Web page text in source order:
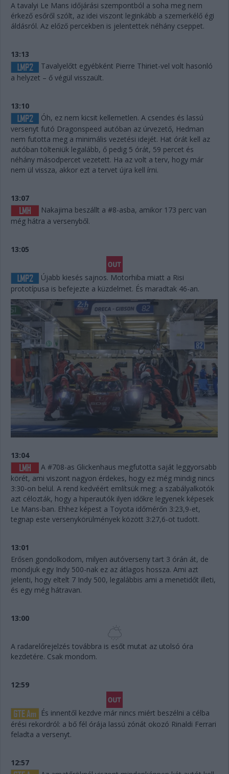
A tavalyi Le Mans időjárási szempontból a soha meg nem
érkező esőről szólt, az idei viszont leginkább a szemerkélő égi
áldásról. Az előző percekben is jelentettek néhány cseppet.
13:13
Tavalyelőtt egyébként Pierre Thiriet-vel volt hasonló
a helyzet – ő végül visszaült.
13:10
Óh, ez nem kicsit kellemetlen. A csendes és lassú
versenyt futó Dragonspeed autóban az úrvezető, Hedman
nem futotta meg a minimális vezetési idejét. Hat órát kell az
autóban tölteniük legalább, ő pedig 5 órát, 59 percet és
néhány másodpercet vezetett. Ha az volt a terv, hogy már
nem ül vissza, akkor ezt a tervet újra kell írni.
13:07
Nakajima beszállt a #8-asba, amikor 173 perc van
még hátra a versenyből.
13:05
Újabb kiesés sajnos. Motorhiba miatt a Risi
prototípusa is befejezte a küzdelmet. És maradtak 46-an.
13:04
A #708-as Glickenhaus megfutotta saját leggyorsabb
körét, ami viszont nagyon érdekes, hogy ez még mindig nincs
3:30-on belül. A rend kedvéért említsük meg: a szabályalkotók
azt célozták, hogy a hiperautók ilyen időkre legyenek képesek
Le Mans-ban. Ehhez képest a Toyota időmérőn 3:23,9-et,
tegnap este versenykörülmények között 3:27,6-ot tudott.
13:01
Erősen gondolkodom, milyen autóverseny tart 3 órán át, de
mondjuk egy Indy 500-nak ez az átlagos hossza. Ami azt
jelenti, hogy eltelt 7 Indy 500, legalábbis ami a menetidőt illeti,
és egy még hátravan.
13:00
A radarelőrejelzés továbbra is esőt mutat az utolsó óra
kezdetére. Csak mondom.
12:59
És innentől kezdve már nincs miért beszélni a célba
érési rekordról: a bő fél órája lassú zónát okozó Rinaldi Ferrari
feladta a versenyt.
12:57